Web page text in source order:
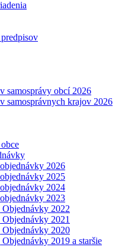
samosprávy obcí 2026
samosprávnych krajov 2026
2026
2025
2024
2023
2022
2021
2020
2019 a staršie